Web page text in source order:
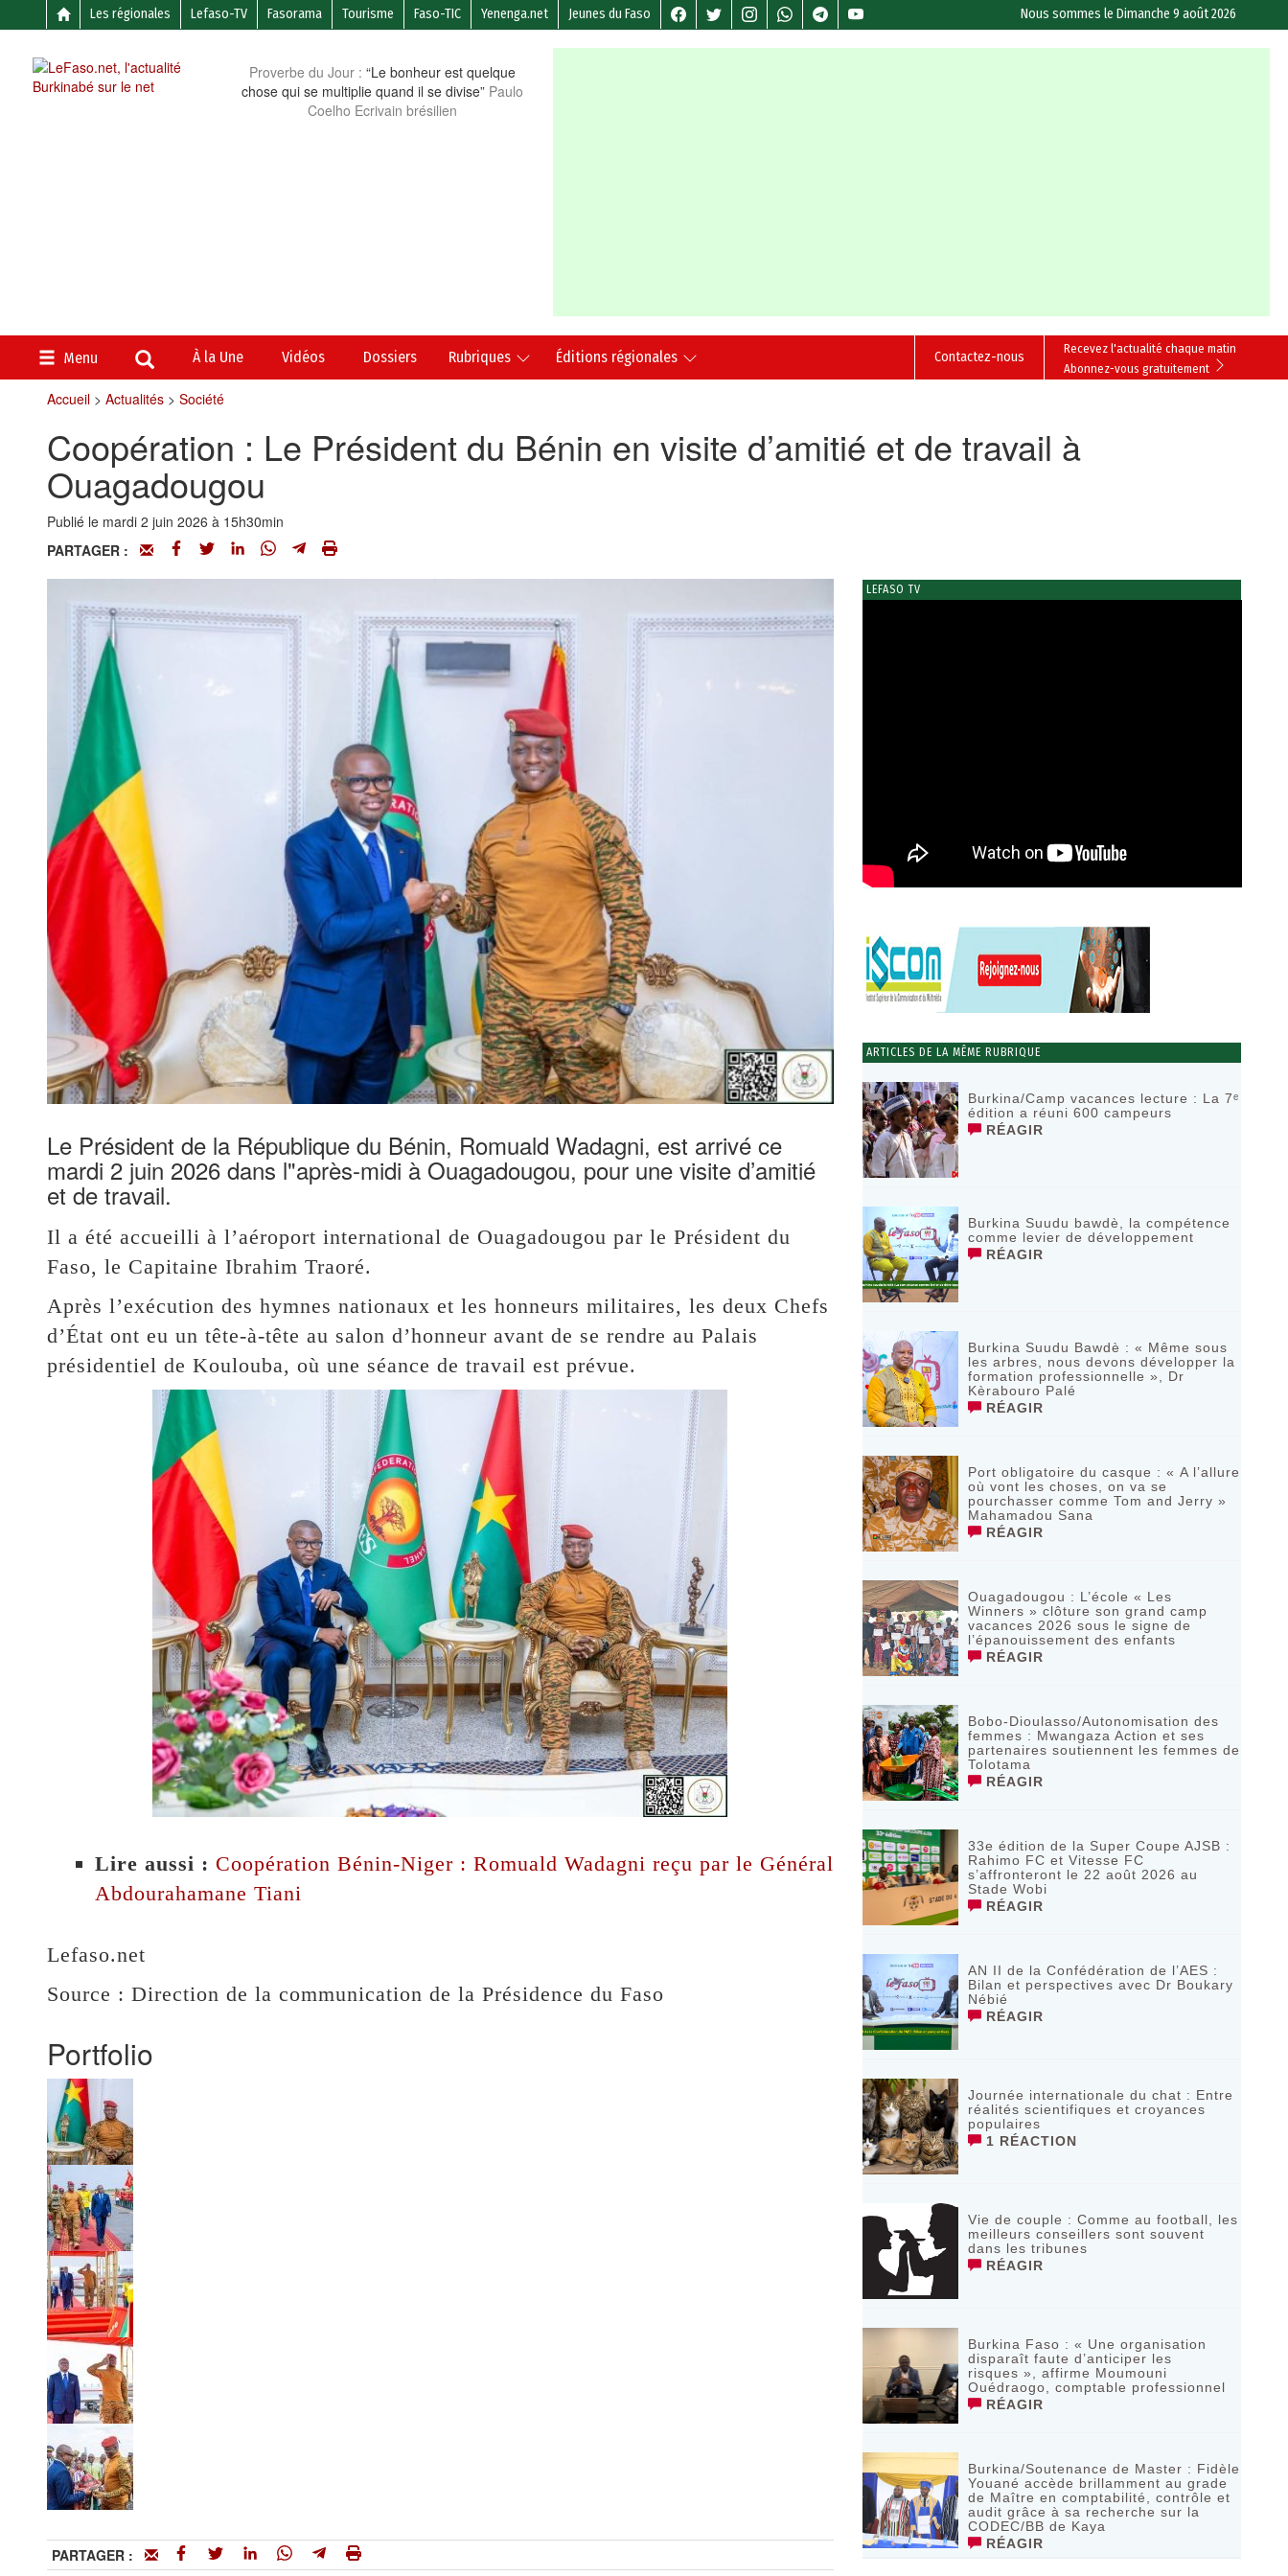
Les régionales Lefaso-TV Fasorama Tourisme Faso-TIC Yenenga.net Jeunes du Faso Nous sommes leDimanche 9 août 2026
Proverbe du Jour : “Le bonheur est quelque
chose qui se multiplie quand il se divise” Paulo
Coelho Ecrivain brésilien
Menu À la Une Vidéos Dossiers Rubriques Éditions régionales
Recevez l'actualité chaque matin
Abonnez-vous gratuitement
Contactez-nous
Accueil> Actualités> Société
Coopération : Le Président du Bénin en visite d’amitié et de travail à
Ouagadougou
Publié le mardi 2 juin 2026 à 15h30min
PARTAGER :
Le Président de la République du Bénin, Romuald Wadagni, est arrivé ce
mardi 2 juin 2026 dans l"après-midi à Ouagadougou, pour une visite d’amitié
et de travail.
Il a été accueilli à l’aéroport international de Ouagadougou par le Président du
Faso, le Capitaine Ibrahim Traoré.
Après l’exécution des hymnes nationaux et les honneurs militaires, les deux Chefs
d’État ont eu un tête-à-tête au salon d’honneur avant de se rendre au Palais
présidentiel de Koulouba, où une séance de travail est prévue.
Lire aussi : Coopération Bénin-Niger : Romuald Wadagni reçu par le Général
Abdourahamane Tiani
Lefaso.net
Source : Direction de la communication de la Présidence du Faso
Portfolio
PARTAGER :
LEFASO TV
ARTICLES DE LA MÊME RUBRIQUE
Burkina/Camp vacances lecture : La 7ᵉ
édition a réuni 600 campeurs
RÉAGIR
Burkina Suudu bawdè, la compétence
comme levier de développement
RÉAGIR
Burkina Suudu Bawdè : « Même sous
les arbres, nous devons développer la
formation professionnelle », Dr
Kèrabouro Palé
RÉAGIR
Port obligatoire du casque : « A l’allure
où vont les choses, on va se
pourchasser comme Tom and Jerry »
Mahamadou Sana
RÉAGIR
Ouagadougou : L’école « Les
Winners » clôture son grand camp
vacances 2026 sous le signe de
l’épanouissement des enfants
RÉAGIR
Bobo-Dioulasso/Autonomisation des
femmes : Mwangaza Action et ses
partenaires soutiennent les femmes de
Tolotama
RÉAGIR
33e édition de la Super Coupe AJSB :
Rahimo FC et Vitesse FC
s’affronteront le 22 août 2026 au
Stade Wobi
RÉAGIR
AN II de la Confédération de l’AES :
Bilan et perspectives avec Dr Boukary
Nébié
RÉAGIR
Journée internationale du chat : Entre
réalités scientifiques et croyances
populaires
1 RÉACTION
Vie de couple : Comme au football, les
meilleurs conseillers sont souvent
dans les tribunes
RÉAGIR
Burkina Faso : « Une organisation
disparaît faute d’anticiper les
risques », affirme Moumouni
Ouédraogo, comptable professionnel
RÉAGIR
Burkina/Soutenance de Master : Fidèle
Youané accède brillamment au grade
de Maître en comptabilité, contrôle et
audit grâce à sa recherche sur la
CODEC/BB de Kaya
RÉAGIR